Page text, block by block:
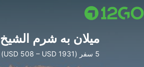
میلان به شرم الشیخ
5 سفر (USD 508 – USD 1931)